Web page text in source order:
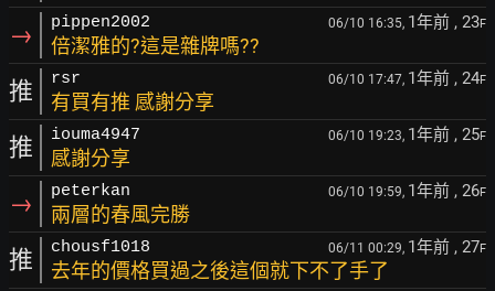
→ pippen2002 06/10 16:35, 1年前 , 23F
倍潔雅的?這是雜牌嗎??
推 rsr 06/10 17:47, 1年前 , 24F
有買有推 感謝分享
推 iouma4947 06/10 19:23, 1年前 , 25F
感謝分享
→ peterkan 06/10 19:59, 1年前 , 26F
兩層的春風完勝
推 chousf1018 06/11 00:29, 1年前 , 27F
去年的價格買過之後這個就下不了手了